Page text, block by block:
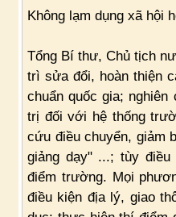
Không lạm dụng xã hội
Tổng Bí thư, Chủ tịch
trì sửa đổi, hoàn thiện
chuẩn quốc gia;
trị đối với hệ thống
cứu điều chuyển, giảm
giảng dạy" ...; tùy
điểm trường. Mọi
điều kiện địa lý, giao